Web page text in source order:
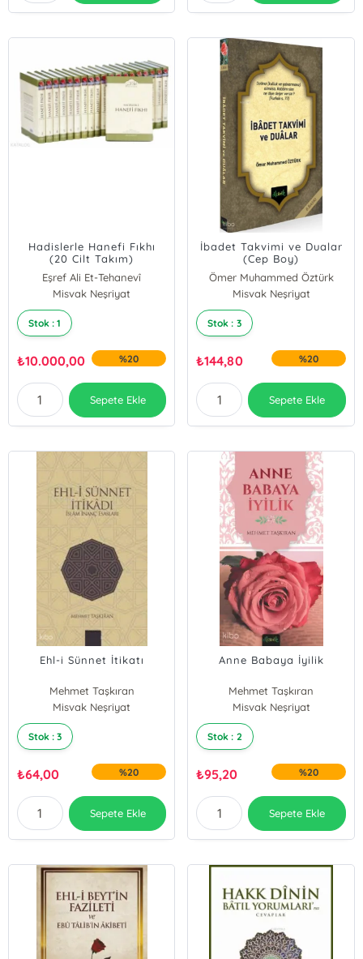
Hadislerle Hanefi Fıkhı
(20 Cilt Takım)
Eşref Ali Et-Tehanevî
Misvak Neşriyat
Stok : 1
₺10.000,00 %20
Sepete Ekle
İbadet Takvimi ve Dualar
(Cep Boy)
Ömer Muhammed Öztürk
Misvak Neşriyat
Stok : 3
₺144,80 %20
Sepete Ekle
Ehl-i Sünnet İtikatı
Mehmet Taşkıran
Misvak Neşriyat
Stok : 3
₺64,00 %20
Sepete Ekle
Anne Babaya İyilik
Mehmet Taşkıran
Misvak Neşriyat
Stok : 2
₺95,20 %20
Sepete Ekle